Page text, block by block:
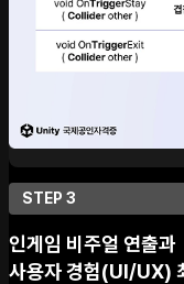
STEP 3
인게임 비주얼 연출과
사용자 경험(UI/UX)